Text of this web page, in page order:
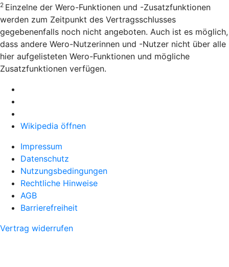
2 Einzelne der Wero-Funktionen und -Zusatzfunktionen
werden zum Zeitpunkt des Vertragsschlusses
gegebenenfalls noch nicht angeboten. Auch ist es möglich,
dass andere Wero-Nutzerinnen und -Nutzer nicht über alle
hier aufgelisteten Wero-Funktionen und mögliche
Zusatzfunktionen verfügen.
Wikipedia öffnen
Impressum
Datenschutz
Nutzungsbedingungen
Rechtliche Hinweise
AGB
Barrierefreiheit
Vertrag widerrufen